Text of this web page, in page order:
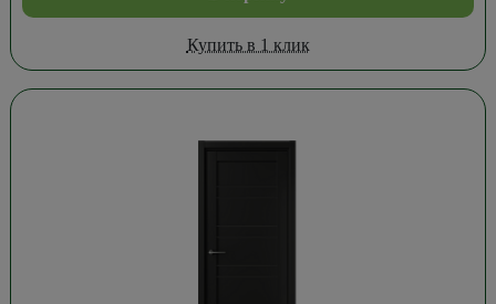
Купить в 1 клик